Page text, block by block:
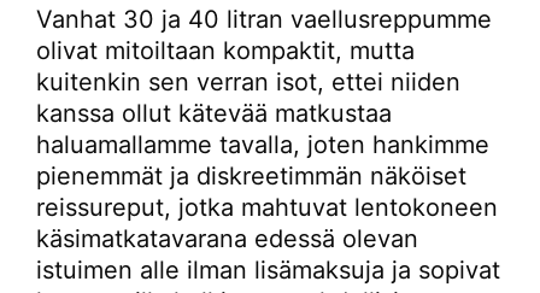
Vanhat 30 ja 40 litran vaellusreppumme
olivat mitoiltaan kompaktit, mutta
kuitenkin sen verran isot, ettei niiden
kanssa ollut kätevää matkustaa
haluamallamme tavalla, joten hankimme
pienemmät ja diskreetimmän näköiset
reissureput, jotka mahtuvat lentokoneen
käsimatkatavarana edessä olevan
istuimen alle ilman lisämaksuja ja sopivat